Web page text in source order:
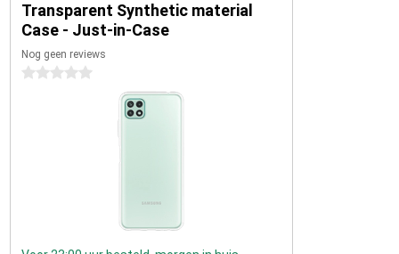
Transparent Synthetic material
Case - Just-in-Case
Nog geen reviews
0 sterren